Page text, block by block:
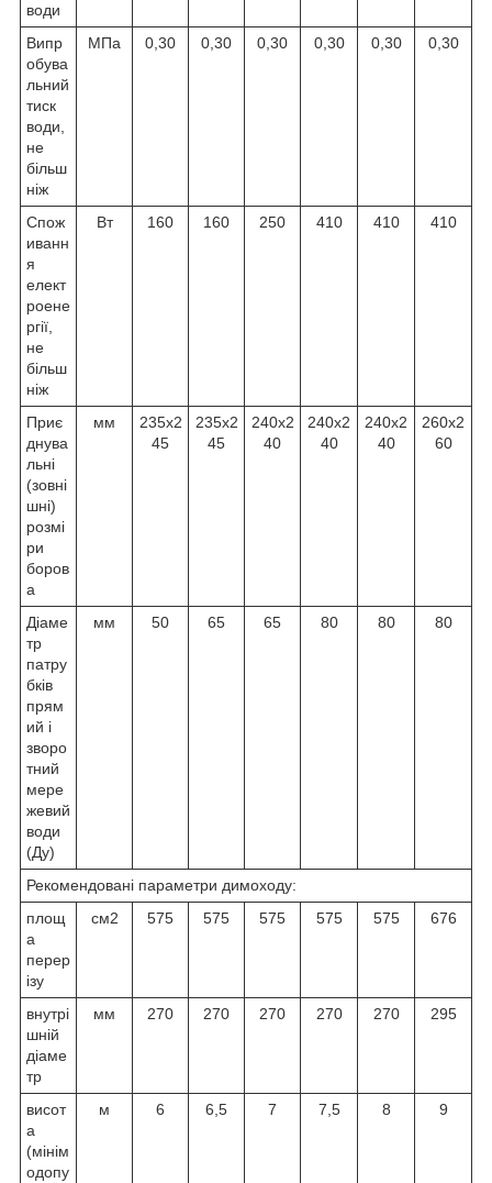
води
Випр
обува
льний
тиск
води,
не
більш
ніж
МПа 0,30 0,30 0,30 0,30 0,30 0,30
Спож
иванн
я
елект
роене
ргії,
не
більш
ніж
Вт 160 160 250 410 410 410
Приє
днува
льні
(зовні
шні)
розмі
ри
боров
а
мм
235х2
45
235х2
45
240х2
40
240х2
40
240х2
40
260х2
60
Діаме
тр
патру
бків
прям
ий і
зворо
тний
мере
жевий
води
(Ду)
мм 50 65 65 80 80 80
Рекомендовані параметри димоходу:
площ
а
перер
ізу
см2 575 575 575 575 575 676
внутрі
шній
діаме
тр
мм 270 270 270 270 270 295
висот
а
(мінім
одопу
м 6 6,5 7 7,5 8 9